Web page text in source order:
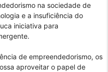
na sociedade de
e a insuficiência do
iniciativa para
de empreendedorismo, os
aproveitar o papel de